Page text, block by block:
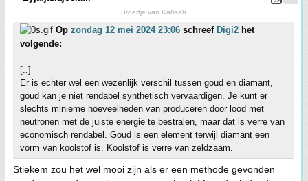
Broertje van Katlaah
Op zondag 12 mei 2024 23:06 schreef Digi2 het
volgende:
[..]
Er is echter wel een wezenlijk verschil tussen goud en diamant,
goud kan je niet rendabel synthetisch vervaardigen. Je kunt er
slechts minieme hoeveelheden van produceren door lood met
neutronen met de juiste energie te bestralen, maar dat is verre van
economisch rendabel. Goud is een element terwijl diamant een
vorm van koolstof is. Koolstof is verre van zeldzaam.
Stiekem zou het wel mooi zijn als er een methode gevonden